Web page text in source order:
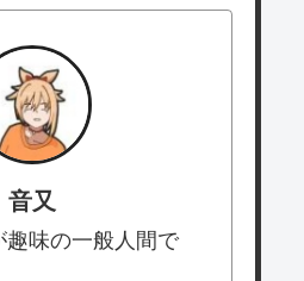
音又
趣味の一般人間で